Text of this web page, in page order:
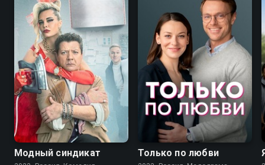
7.6
Модный синдикат Только по любви